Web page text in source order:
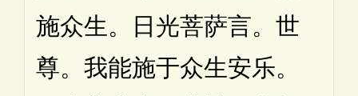
施众生。日光菩萨言。世
尊。我能施于众生安乐。